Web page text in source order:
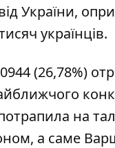
України,
українців.
(26,78%)
на
а саме